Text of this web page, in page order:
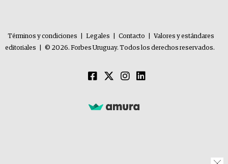
Términos y condiciones Legales Contacto
Valores y estándares
editoriales
© 2026. Forbes Uruguay. Todos los derechos reservados.